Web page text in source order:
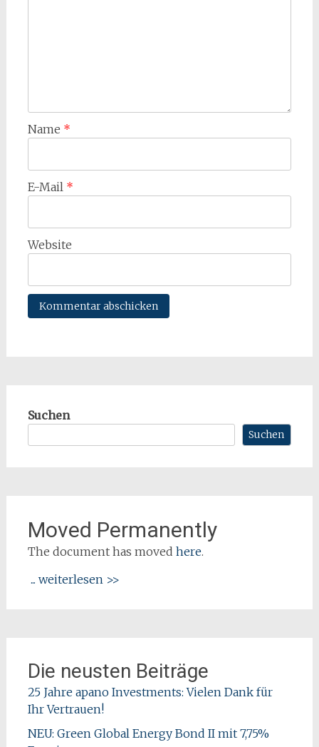
Name *
E-Mail *
Website
Suchen
Suchen
Moved Permanently
The document has moved here.
... weiterlesen >>
Die neusten Beiträge
25 Jahre apano Investments: Vielen Dank für
Ihr Vertrauen!
NEU: Green Global Energy Bond II mit 7,75%